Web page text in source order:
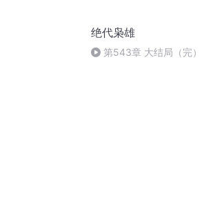
绝代枭雄
第543章 大结局（完）